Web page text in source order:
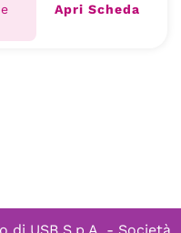
Apri Scheda